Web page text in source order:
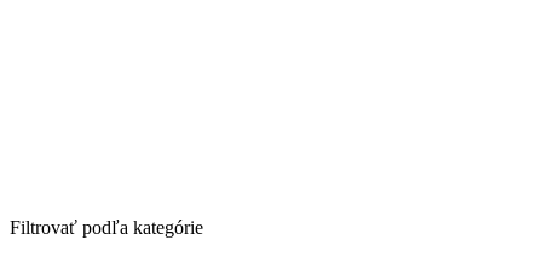
Filtrovať podľa kategórie